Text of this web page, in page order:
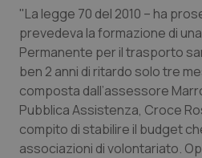
Lombardia
Marche
Molise
Piemonte
Dolore
Donna & Salute
Epatiti
HIV
"La legge 70 del 2010 – ha
prevedeva la formazione di
Permanente per il trasporto
ben 2 anni di ritardo solo tre
composta dall’assessore
Pubblica Assistenza, Croce
compito di stabilire il budget
associazioni di volontariato.